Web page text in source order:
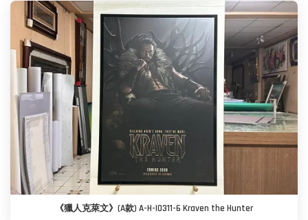
《獵人克萊文》(A款) A-H-I0311-6 Kraven the Hunter